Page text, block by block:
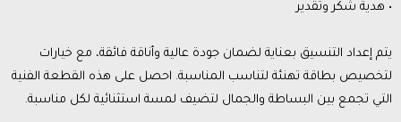
• هدية شكر وتقدير
يتم إعداد التنسيق بعناية لضمان جودة عالية وأناقة فائقة، مع خيارات
لتخصيص بطاقة تهنئة لتناسب المناسبة. احصل على هذه القطعة الفنية
التي تجمع بين البساطة والجمال لتضيف لمسة استثنائية لكل مناسبة.